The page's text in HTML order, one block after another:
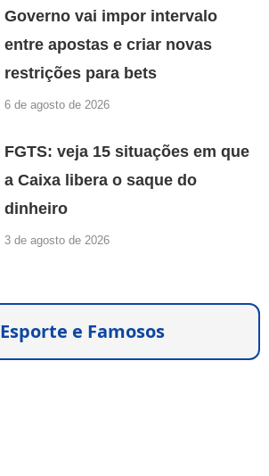
Governo vai impor intervalo
entre apostas e criar novas
restrições para bets
6 de agosto de 2026
FGTS: veja 15 situações em que
a Caixa libera o saque do
dinheiro
3 de agosto de 2026
Esporte e Famosos